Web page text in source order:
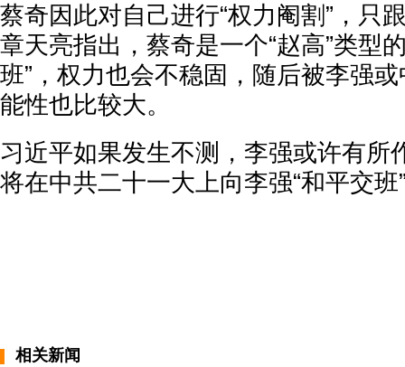
蔡奇因此对自己进行“权力阉割”，只
章天亮指出，蔡奇是一个“赵高”类型
班”，权力也会不稳固，随后被李强
能性也比较大。
习近平如果发生不测，李强或许有所
将在中共二十一大上向李强“和平交
相关新闻